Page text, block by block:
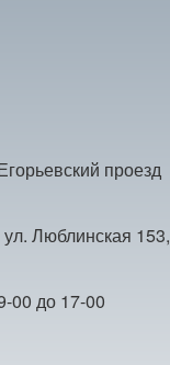
проезд
Люблинская 153,
00 до 17-00